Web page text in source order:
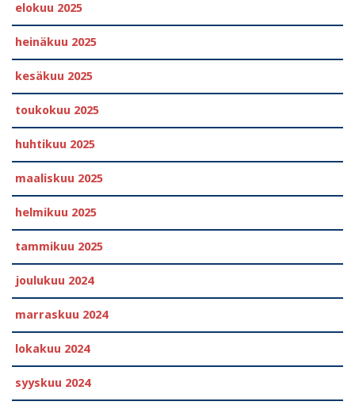
elokuu 2025
heinäkuu 2025
kesäkuu 2025
toukokuu 2025
huhtikuu 2025
maaliskuu 2025
helmikuu 2025
tammikuu 2025
joulukuu 2024
marraskuu 2024
lokakuu 2024
syyskuu 2024